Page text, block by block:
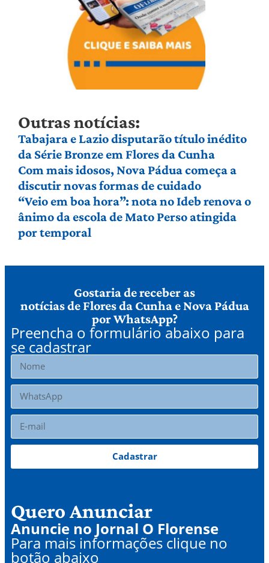
Outras notícias:
Tabajara e Lazio disputarão título inédito
da Série Bronze em Flores da Cunha
Com mais idosos, Nova Pádua começa a
discutir novas formas de cuidado
“Veio em boa hora”: nota no Ideb renova o
ânimo da escola de Mato Perso atingida
por temporal
Gostaria de receber as
notícias de Flores da Cunha e Nova Pádua
por WhatsApp?
Preencha o formulário abaixo para
se cadastrar
Cadastrar
Quero Anunciar
Anuncie no Jornal O Florense
Para mais informações clique no
botão abaixo